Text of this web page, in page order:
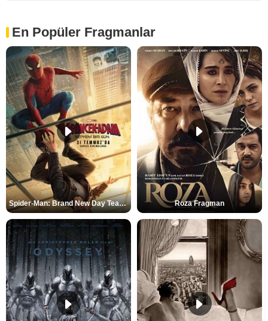
En Popüler Fragmanlar
Spider-Man: Brand New Day Teaser Roza Fragman